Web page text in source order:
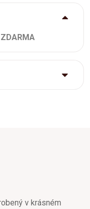
ZDARMA
v krásném